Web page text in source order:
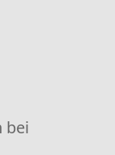
bei